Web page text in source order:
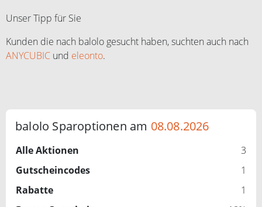
Unser Tipp für Sie
Kunden die nach balolo gesucht haben, suchten auch nach
ANYCUBIC und eleonto.
balolo Sparoptionen am 08.08.2026
Alle Aktionen
3
Gutscheincodes
1
Rabatte
1